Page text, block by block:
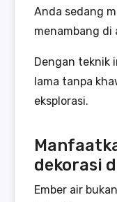
Anda sedang
menambang di
Dengan teknik
lama tanpa
eksplorasi.
dekorasi
Ember air